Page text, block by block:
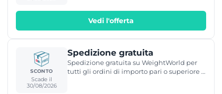
Vedi l'offerta
SCONTO
Scade il
30/08/2026
Spedizione gratuita
Spedizione gratuita su WeightWorld per
tutti gli ordini di importo pari o superiore a